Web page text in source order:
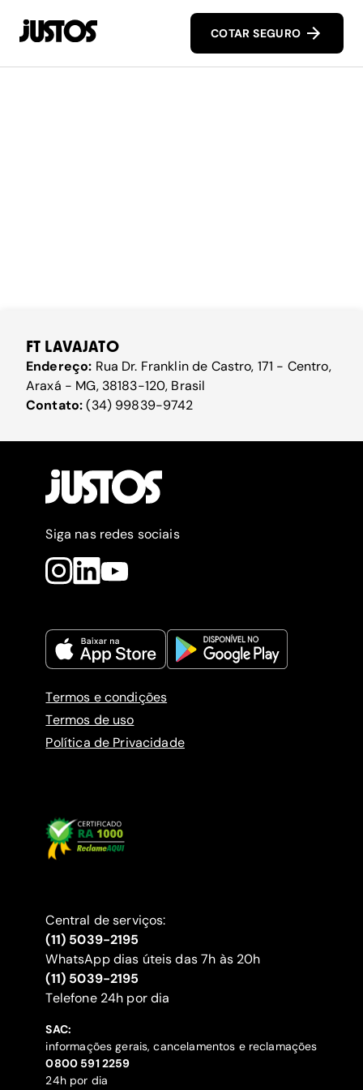
COTAR SEGURO
FT LAVAJATO
Endereço: Rua Dr. Franklin de Castro, 171 - Centro,
Araxá - MG, 38183-120, Brasil
Contato:(34) 99839-9742
Siga nas redes sociais
Termos e condições
Termos de uso
Política de Privacidade
Central de serviços:
(11) 5039-2195
WhatsApp dias úteis das 7h às 20h
(11) 5039-2195
‍Telefone 24h por dia
SAC:
informações gerais, cancelamentos e reclamações
‍0800 591 2259
24h por dia